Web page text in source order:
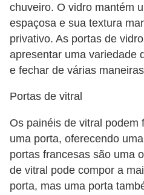
chuveiro. O vidro mantém
espaçosa e sua textura
privativo. As portas de
apresentar uma variedade
e fechar de várias
Portas de vitral
Os painéis de vitral podem
uma porta, oferecendo
portas francesas são uma
de vitral pode compor a
porta, mas uma porta